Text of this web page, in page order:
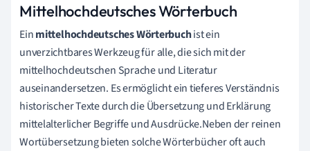
Mittelhochdeutsches Wörterbuch
Einmittelhochdeutsches Wörterbuchist ein
unverzichtbares Werkzeug für alle, die sich mit der
mittelhochdeutschen Sprache und Literatur
auseinandersetzen. Es ermöglicht ein tieferes Verständnis
historischer Texte durch die Übersetzung und Erklärung
mittelalterlicher Begriffe und Ausdrücke.Neben der reinen
Wortübersetzung bieten solche Wörterbücher oft auch